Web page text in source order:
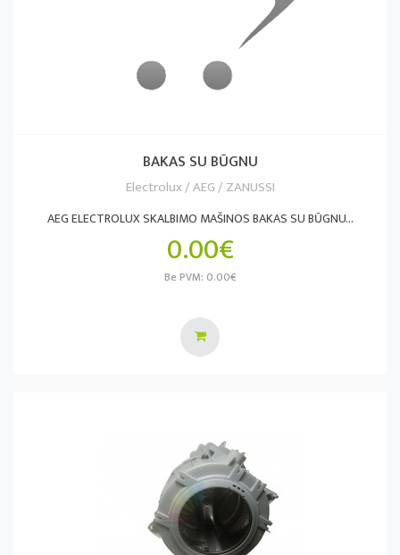
BAKAS SU BŪGNU
Electrolux / AEG / ZANUSSI
AEG ELECTROLUX SKALBIMO MAŠINOS BAKAS SU BŪGNU...
0.00€
Be PVM: 0.00€